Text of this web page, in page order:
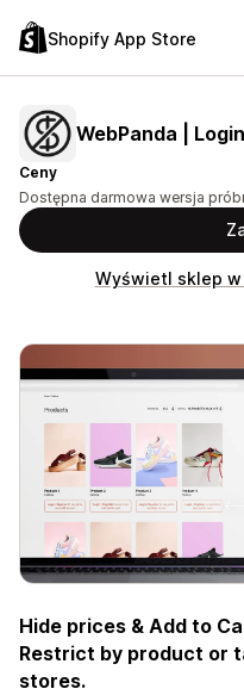
Shopify App Store
WebPanda |
Ceny
Dostępna darmowa wersja
Wyświetl sklep
Hide prices & Add to
Restrict by product or
stores.